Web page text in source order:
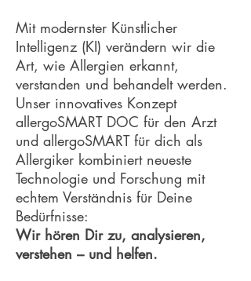
Mit modernster Künstlicher
Intelligenz (KI) verändern wir die
Art, wie Allergien erkannt,
verstanden und behandelt werden.
Unser innovatives Konzept
allergoSMART DOC für den Arzt
und allergoSMART für dich als
Allergiker kombiniert neueste
Technologie und Forschung mit
echtem Verständnis für Deine
Bedürfnisse:
Wir hören Dir zu, analysieren,
verstehen – und helfen.